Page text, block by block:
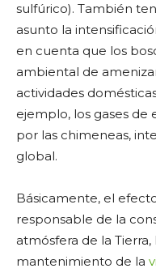
sulfúrico). También
asunto la
en cuenta que los
ambiental de
actividades
ejemplo, los gases
por las chimeneas,
global.
Básicamente, el
responsable de la
atmósfera de la
mantenimiento de la